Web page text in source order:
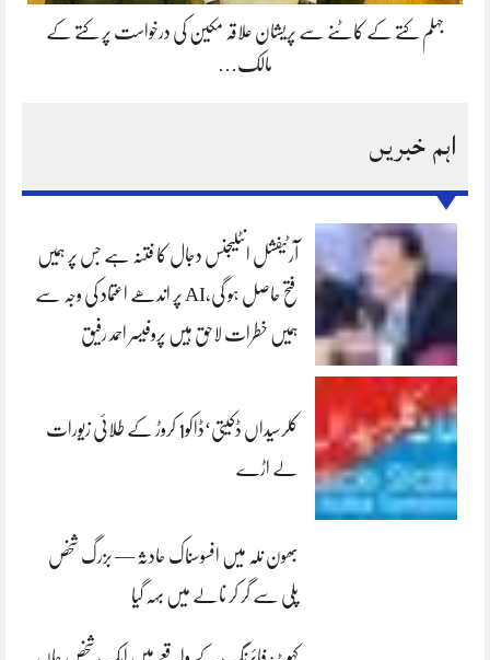
جہلم کتے کے کاٹنے سے پریشان علاقہ مکین کی درخواست پر کتے کے
مالک…
اہم خبریں
آرٹیفشل انٹلیجنس دجال کا فتنہ ہے جس پر ہمیں
فتح حاصل ہو گی،AI پر اندھے اعتماد کی وجہ سے
ہمیں خطرات لاحق ہیں پروفیسر احمد رفیق
کلرسیداں ڈکیتی‘ڈاکو1 کروڑ کے طلائی زیورات
لے اڑے
بھون نلہ میں افسوسناک حادثہ — بزرگ شخص
پلی سے گر کر نالے میں بہہ گیا